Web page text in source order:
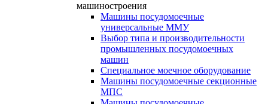
машиностроения
Машины посудомоечные
универсальные ММУ
Выбор типа и производительности
промышленных посудомоечных
машин
Специальное моечное оборудование
Машины посудомоечные секционные
МПС